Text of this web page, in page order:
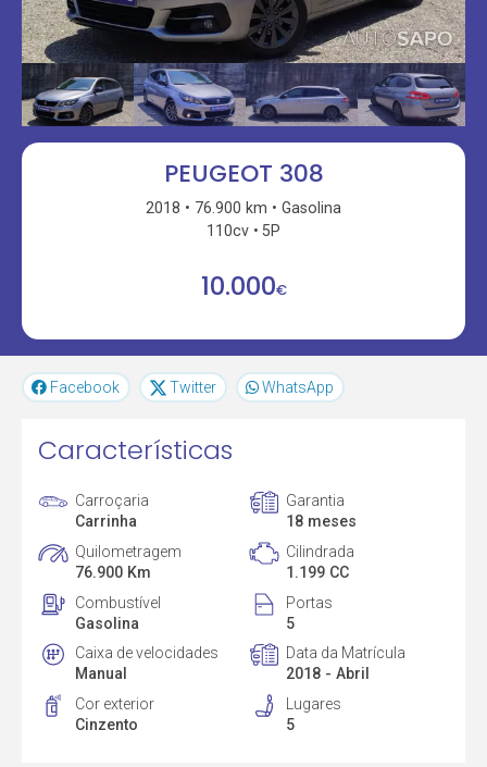
PEUGEOT 308
2018 76.900 km
Gasolina
110cv
5P
10.000€
Facebook Twitter WhatsApp
Características
Carroçaria
Carrinha
Garantia
18 meses
Quilometragem
76.900 Km
Cilindrada
1.199 CC
Combustível
Gasolina
Portas
5
Caixa de velocidades
Manual
Data da Matrícula
2018 - Abril
Cor exterior
Cinzento
Lugares
5